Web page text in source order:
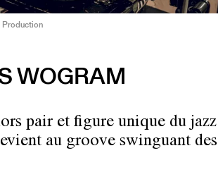
WOGRAM
pair et figure unique du jazz
au groove swinguant des